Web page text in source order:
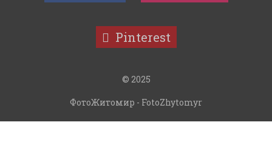
Pinterest
© 2025
ФотоЖитомир - FotoZhytomyr